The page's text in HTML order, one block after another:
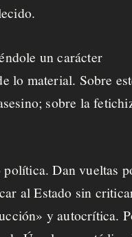
un carácter
lo material. Sobre
sobre la
Dan vueltas
al Estado sin
y autocrítica.